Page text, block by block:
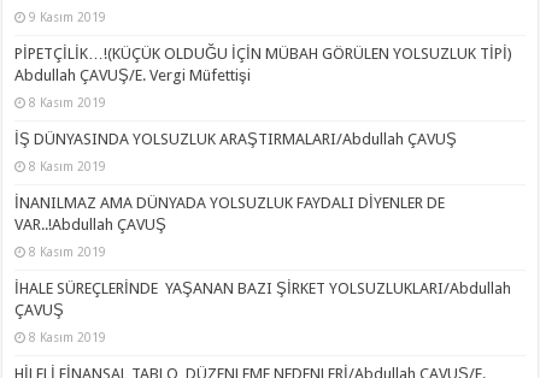
9 Kasım 2019
PİPETÇİLİK…!(KÜÇÜK OLDUĞU İÇİN MÜBAH GÖRÜLEN YOLSUZLUK TİPİ)
Abdullah ÇAVUŞ/E. Vergi Müfettişi
8 Kasım 2019
İŞ DÜNYASINDA YOLSUZLUK ARAŞTIRMALARI/Abdullah ÇAVUŞ
8 Kasım 2019
İNANILMAZ AMA DÜNYADA YOLSUZLUK FAYDALI DİYENLER DE
VAR..!Abdullah ÇAVUŞ
8 Kasım 2019
İHALE SÜREÇLERİNDE YAŞANAN BAZI ŞİRKET YOLSUZLUKLARI/Abdullah
ÇAVUŞ
8 Kasım 2019
HİLELİ FİNANSAL TABLO DÜZENLEME NEDENLERİ/Abdullah ÇAVUŞ/E.